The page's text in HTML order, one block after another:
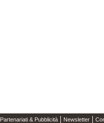
Partenariati & Pubblicità Newsletter